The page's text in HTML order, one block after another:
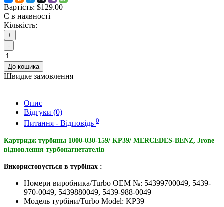
Вартість: $129.00
Є в наявності
Кількість:
+
-
До кошика
Швидке замовлення
Опис
Відгуки (0)
Питання - Відповідь 0
Картридж турбины 1000-030-159/ KP39/ MERCEDES-BENZ, Jrone
відновлення турбонагнетателів
Використовується в турбінах :
Номери виробника/Turbo OEM №: 54399700049, 5439-
970-0049, 5439880049, 5439-988-0049
Модель турбіни/Turbo Model: KP39